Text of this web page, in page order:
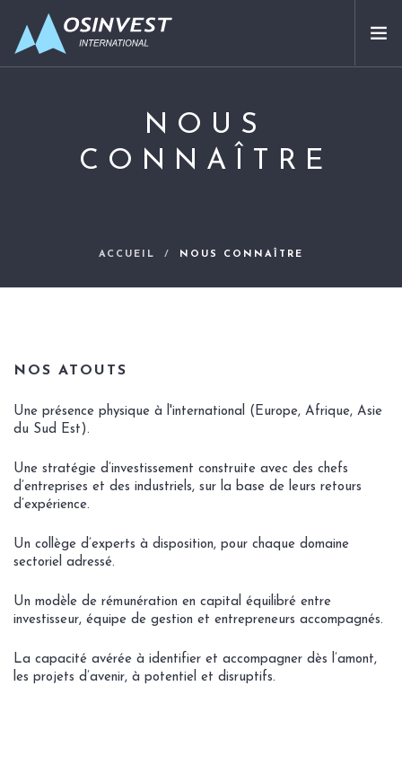
NOUS CONNAÎTRE
NOUS
CONNAÎTRE
ACCUEIL NOUS CONNAÎTRE
NOS ATOUTS
Une présence physique à l'international (Europe, Afrique, Asie
du Sud Est).
Une stratégie d’investissement construite avec des chefs
d’entreprises et des industriels, sur la base de leurs retours
d’expérience.
Un collège d’experts à disposition, pour chaque domaine
sectoriel adressé.
Un modèle de rémunération en capital équilibré entre
investisseur, équipe de gestion et entrepreneurs accompagnés.
La capacité avérée à identifier et accompagner dès l’amont,
les projets d’avenir, à potentiel et disruptifs.